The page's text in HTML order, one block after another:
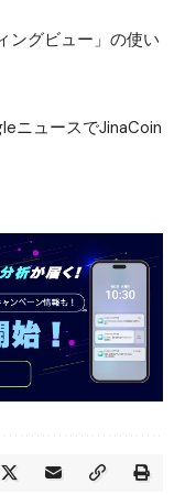
ングビュー」の使い
ニュースでJinaCoin